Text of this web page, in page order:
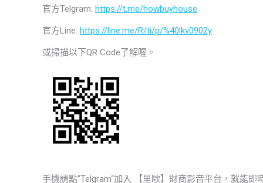
官方Telgram: https://t.me/howbuyhouse
官方Line: https://line.me/R/ti/p/%40lkv0902y
或掃描以下QR Code了解喔。
手機請點”Telgram“加入 【里歐】財商影音平台，就能即